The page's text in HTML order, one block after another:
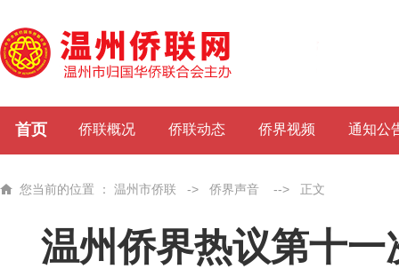
首页 侨联概况 侨联动态 侨界视频 通知公
您当前的位置 ： 温州市侨联 -> 侨界声音 --> 正文
温州侨界热议第十